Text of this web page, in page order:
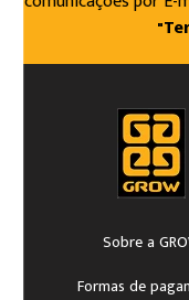
Sobre a
Formas de